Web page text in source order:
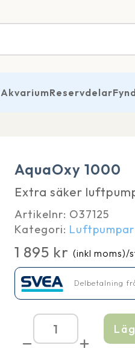
AkvariumReservdelar
AquaOxy 1000
Extra säker
Artikelnr: O37125
Kategori: Luftpumpar
1 895 kr (inkl moms)/
Delbetalning
AquaOxy